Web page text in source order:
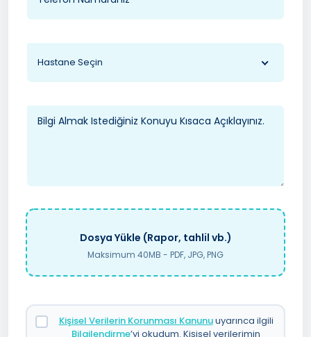
Hastane Seçin
Dosya Yükle (Rapor, tahlil vb.)
Maksimum 40MB - PDF, JPG, PNG
Kişisel Verilerin Korunması Kanunuuyarınca ilgili
Bilgilendirme’yi okudum. Kişisel verilerimin